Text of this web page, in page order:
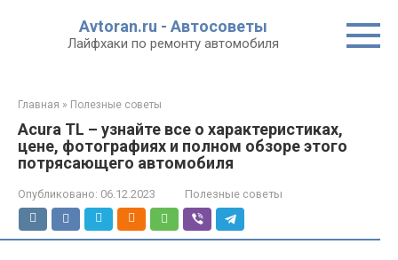
Avtoran.ru - Автосоветы
Лайфхаки по ремонту автомобиля
Главная » Полезные советы
Acura TL – узнайте все о характеристиках,
цене, фотографиях и полном обзоре этого
потрясающего автомобиля
Опубликовано: 06.12.2023 Полезные советы